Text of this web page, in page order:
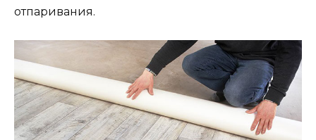
отпаривания.